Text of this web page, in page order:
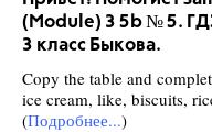
(Module) 3 5b № 5.
3 класс Быкова.
Copy the table and
ice cream, like, biscuits,
(Подробнее...)